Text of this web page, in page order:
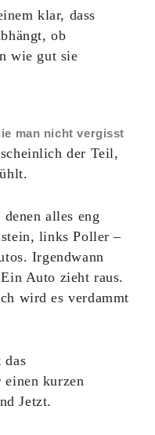
klar, dass
ob
wie gut sie
man nicht vergisst
der Teil,
alles eng
links Poller –
Irgendwann
Auto zieht raus.
wird es verdammt
das
einen kurzen
Jetzt.